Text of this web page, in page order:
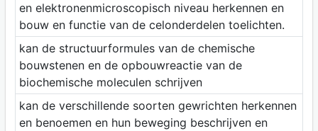
en elektronenmicroscopisch niveau herkennen en
bouw en functie van de celonderdelen toelichten.
kan de structuurformules van de chemische
bouwstenen en de opbouwreactie van de
biochemische moleculen schrijven
kan de verschillende soorten gewrichten herkennen
en benoemen en hun beweging beschrijven en